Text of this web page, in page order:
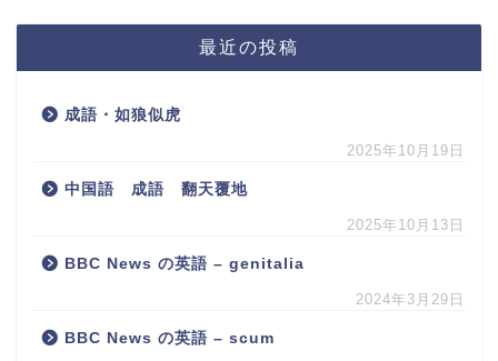
最近の投稿
成語・如狼似虎
2025年10月19日
中国語 成語 翻天覆地
2025年10月13日
BBC News の英語 – genitalia
2024年3月29日
BBC News の英語 – scum